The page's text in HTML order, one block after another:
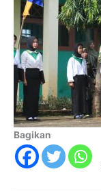
Bagikan